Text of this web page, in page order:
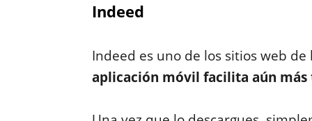
Indeed
Indeed es uno de los sitios web
aplicación móvil facilita aún